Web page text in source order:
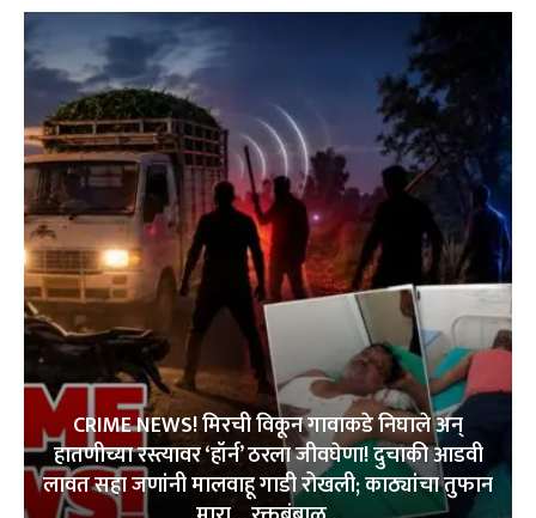
CRIME NEWS! मिरची विकून गावाकडे निघाले अन्
हातणीच्या रस्त्यावर ‘हॉर्न’ ठरला जीवघेणा! दुचाकी आडवी
लावत सहा जणांनी मालवाहू गाडी रोखली; काठ्यांचा तुफान